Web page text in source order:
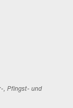
, Pfingst- und